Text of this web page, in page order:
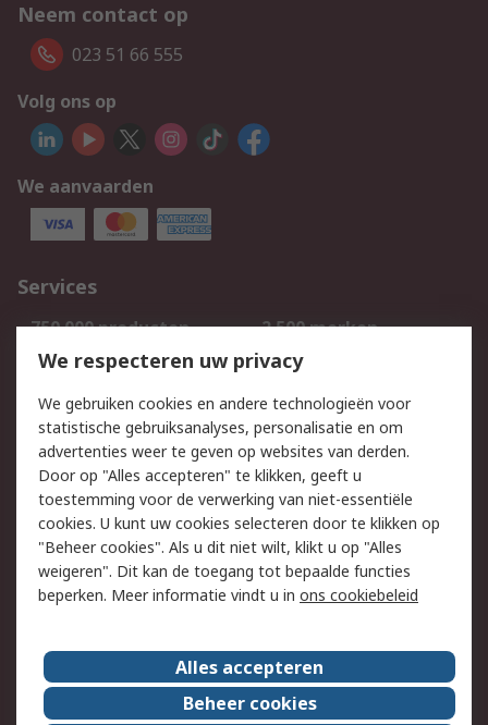
Neem contact op
023 51 66 555
Volg ons op
We aanvaarden
Services
750.000 producten
2.500 merken
Bestellen
Inkoopoplossingen
Track & Trace
Wettelijk
Cookiebeleid
Email veiligheid
Privacybeleid
Websitevoorwaarden
Algemene
verkoopvoorwaarden
Over RS
RS Group
Over ons
We respecteren uw privacy
We gebruiken cookies en andere technologieën voor
statistische gebruiksanalyses, personalisatie en om
advertenties weer te geven op websites van derden.
Door op "Alles accepteren" te klikken, geeft u
toestemming voor de verwerking van niet-essentiële
cookies. U kunt uw cookies selecteren door te klikken op
"Beheer cookies". Als u dit niet wilt, klikt u op "Alles
weigeren". Dit kan de toegang tot bepaalde functies
beperken. Meer informatie vindt u in ons cookiebeleid
Alles accepteren
Beheer cookies